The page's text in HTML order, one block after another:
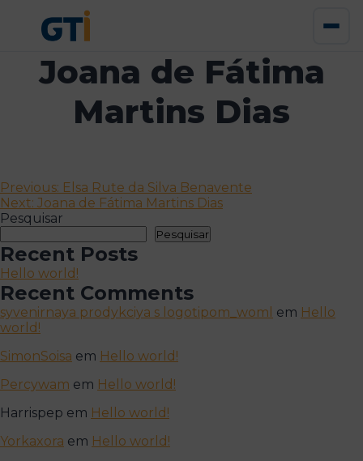
Joana de Fátima
Martins Dias
Navegação
de
artigos
Previous: Elsa Rute da Silva Benavente
Next: Joana de Fátima Martins Dias
Pesquisar
Pesquisar
Recent Posts
Hello world!
Recent Comments
syvenirnaya prodykciya s logotipom_woml em Hello
world!
SimonSoisa em Hello world!
Percywam em Hello world!
Harrispep em Hello world!
Yorkaxora em Hello world!